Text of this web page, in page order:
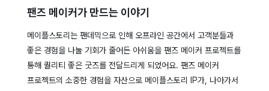
팬즈 메이커가 만드는 이야기
메이플스토리는 팬데믹으로 인해 오프라인 공간에서 고객분들과
좋은 경험을 나눌 기회가 줄어든 아쉬움을 팬즈 메이커 프로젝트를
통해 퀄리티 좋은 굿즈를 전달드리게 되었어요. 팬즈 메이커
프로젝트의 소중한 경험을 자산으로 메이플스토리 IP가, 나아가서